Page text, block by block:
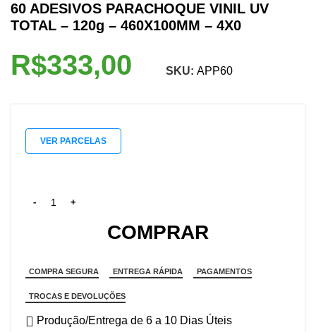
60 ADESIVOS PARACHOQUE VINIL UV
TOTAL – 120g – 460X100MM – 4X0
R$ SKU: APP60
VER PARCELAS
COMPRAR
COMPRA SEGURA ENTREGA RÁPIDA PAGAMENTOS
TROCAS E DEVOLUÇÕES
Produção/Entrega de 6 a 10 Dias Úteis